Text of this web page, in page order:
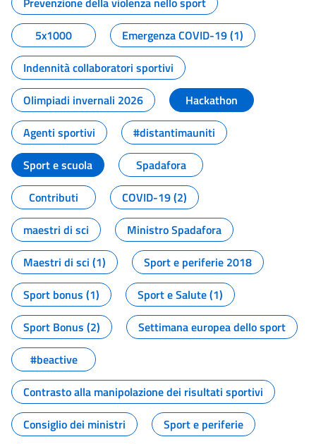
5x1000
Emergenza COVID-19 (1)
Indennità collaboratori sportivi
Olimpiadi invernali 2026
Hackathon
Agenti sportivi
#distantimauniti
Sport e scuola
Spadafora
Contributi
COVID-19 (2)
maestri di sci
Ministro Spadafora
Maestri di sci (1)
Sport e periferie 2018
Sport bonus (1)
Sport e Salute (1)
Sport Bonus (2)
Settimana europea dello sport
#beactive
Contrasto alla manipolazione dei risultati sportivi
Consiglio dei ministri
Sport e periferie